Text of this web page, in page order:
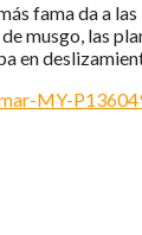
fama da a las
musgo, las
en